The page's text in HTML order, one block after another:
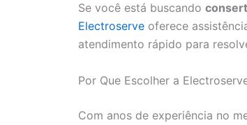
Se você está buscando
Electroserve oferece
atendimento rápido para
Por Que Escolher a
Com anos de experiência no